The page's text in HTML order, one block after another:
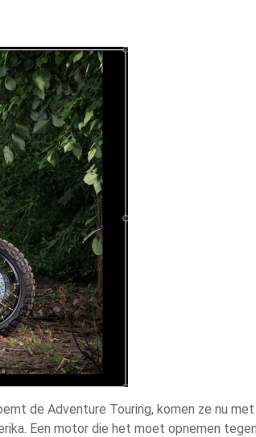
de Adventure Touring, komen ze nu
Een motor die het moet opnemen